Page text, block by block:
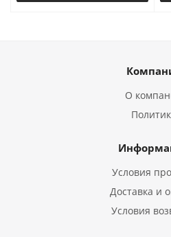
О
Условия
Доставка и
Условия